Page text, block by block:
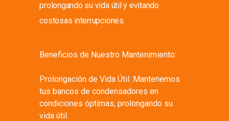
prolongando su vida útil y evitando
costosas interrupciones.
Beneficios de Nuestro Mantenimiento:
Prolongación de Vida Útil: Mantenemos
tus bancos de condensadores en
condiciones óptimas, prolongando su
vida útil.